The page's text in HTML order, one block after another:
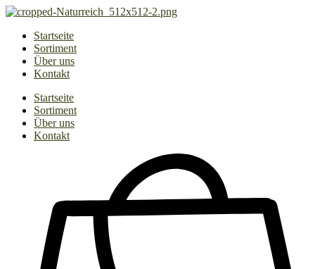
Zum
springenStartseite
Sortiment
Über uns
Kontakt
Startseite
Sortiment
Über uns
Kontakt